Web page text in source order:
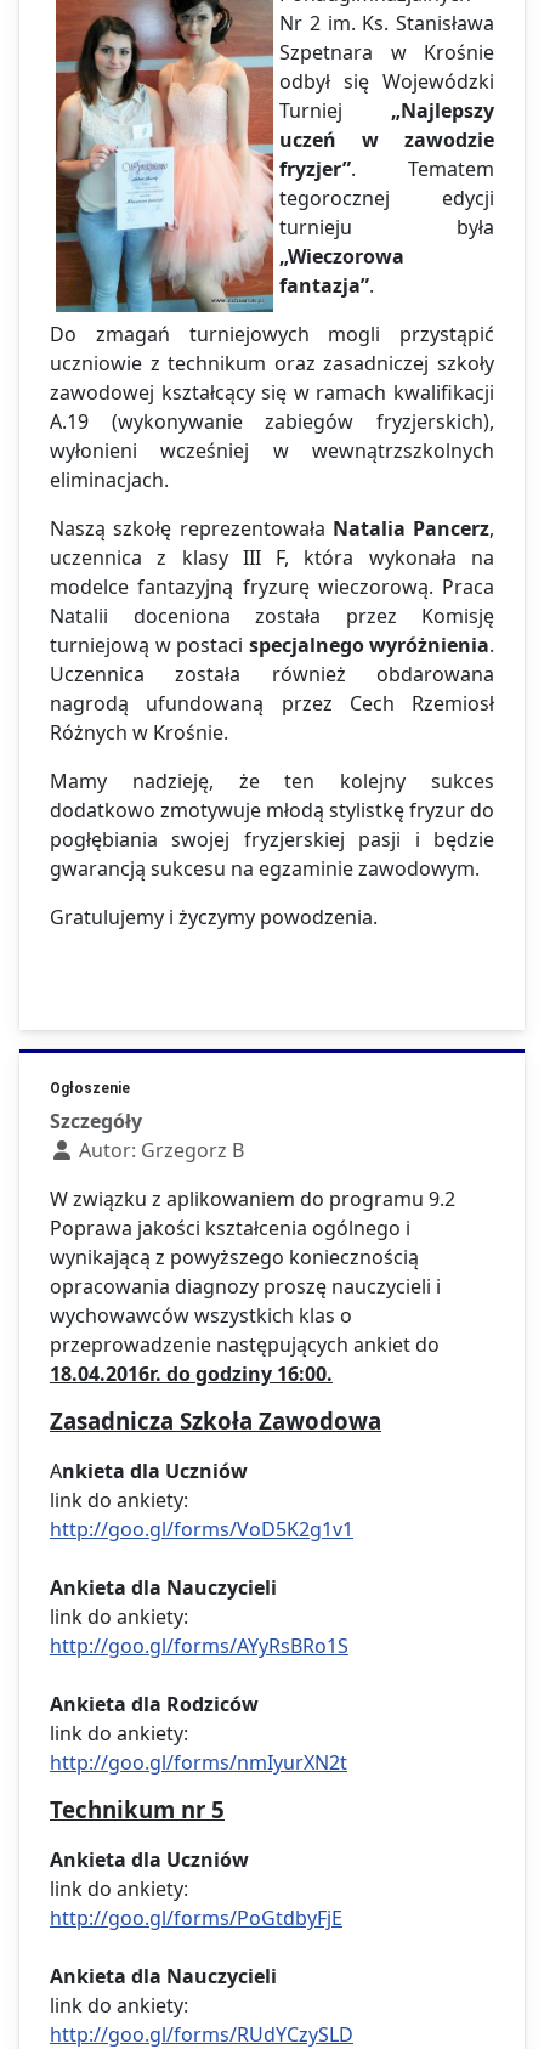
Nr 2 im. Ks. Stanisława
Szpetnara w Krośnie
odbył się Wojewódzki
Turniej „Najlepszy
uczeń w zawodzie
fryzjer”. Tematem
tegorocznej edycji
turnieju była
„Wieczorowa
fantazja”.
Do zmagań turniejowych mogli przystąpić
uczniowie z technikum oraz zasadniczej szkoły
zawodowej kształcący się w ramach kwalifikacji
A.19 (wykonywanie zabiegów fryzjerskich),
wyłonieni wcześniej w wewnątrzszkolnych
eliminacjach.
Naszą szkołę reprezentowała Natalia Pancerz,
uczennica z klasy III F, która wykonała na
modelce fantazyjną fryzurę wieczorową. Praca
Natalii doceniona została przez Komisję
turniejową w postaci specjalnego wyróżnienia.
Uczennica została również obdarowana
nagrodą ufundowaną przez Cech Rzemiosł
Różnych w Krośnie.
Mamy nadzieję, że ten kolejny sukces
dodatkowo zmotywuje młodą stylistkę fryzur do
pogłębiania swojej fryzjerskiej pasji i będzie
gwarancją sukcesu na egzaminie zawodowym.
Gratulujemy i życzymy powodzenia.
Ogłoszenie
Szczegóły
Autor: Grzegorz B
W związku z aplikowaniem do programu 9.2
Poprawa jakości kształcenia ogólnego i
wynikającą z powyższego koniecznością
opracowania diagnozy proszę nauczycieli i
wychowawców wszystkich klas o
przeprowadzenie następujących ankiet do
18.04.2016r. do godziny 16:00.
Zasadnicza Szkoła Zawodowa
Ankieta dla Uczniów
link do ankiety:
http://goo.gl/forms/VoD5K2g1v1
Ankieta dla Nauczycieli
link do ankiety:
http://goo.gl/forms/AYyRsBRo1S
Ankieta dla Rodziców
link do ankiety:
http://goo.gl/forms/nmIyurXN2t
Technikum nr 5
Ankieta dla Uczniów
link do ankiety:
http://goo.gl/forms/PoGtdbyFjE
Ankieta dla Nauczycieli
link do ankiety:
http://goo.gl/forms/RUdYCzySLD